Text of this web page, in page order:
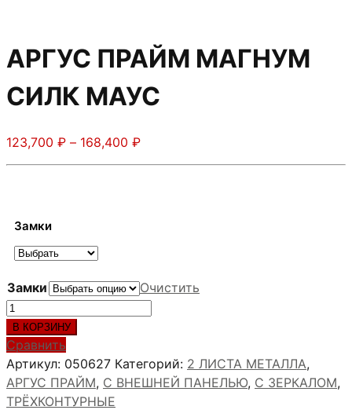
АРГУС ПРАЙМ МАГНУМ
СИЛК МАУС
123,700 ₽ – 168,400 ₽Диапазон
Замки
Замки
Очистить
Количество
товара
АРГУС
ПРАЙМ
МАГНУМ
СИЛК
В КОРЗИНУ
Сравнить
Артикул: 050627 Категорий: 2 ЛИСТА МЕТАЛЛА,
АРГУС ПРАЙМ, С ВНЕШНЕЙ ПАНЕЛЬЮ, С ЗЕРКАЛОМ,
ТРЁХКОНТУРНЫЕ